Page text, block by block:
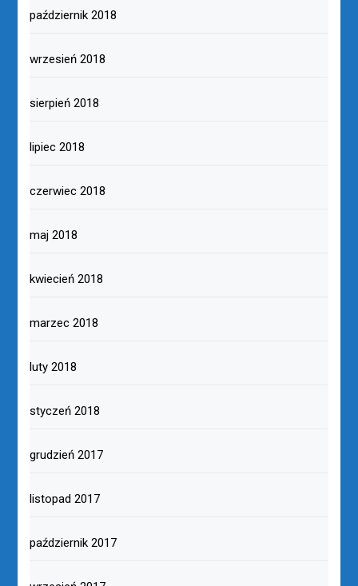
październik 2018
wrzesień 2018
sierpień 2018
lipiec 2018
czerwiec 2018
maj 2018
kwiecień 2018
marzec 2018
luty 2018
styczeń 2018
grudzień 2017
listopad 2017
październik 2017